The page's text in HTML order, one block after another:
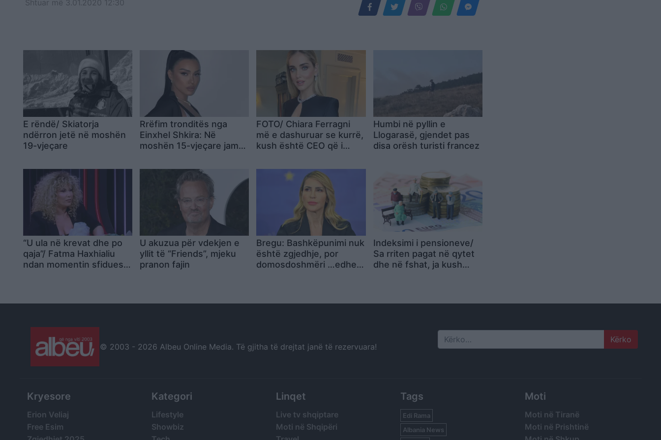
Shtuar më 3.01.2020 12:30
E rëndë/ Skiatorja
ndërron jetë në moshën
19-vjeçare
Rrëfim tronditës nga
Einxhel Shkira: Në
moshën 15-vjeçare jam…
FOTO/ Chiara Ferragni
më e dashuruar se kurrë,
kush është CEO që i
ndarjes
Humbi në pyllin e
Llogarasë, gjendet pas
disa orësh turisti francez
“U ula në krevat dhe po
qaja”/ Fatma Haxhialiu
ndan momentin sfidues
U akuzua për vdekjen e
yllit të “Friends”, mjeku
pranon fajin
Bregu: Bashkëpunimi nuk
është zgjedhje, por
domosdoshmëri …edhe
Indeksimi i pensioneve/
Sa rriten pagat në qytet
dhe në fshat, ja kush
© 2003 - 2026 Albeu Online Media. Të gjitha të drejtat janë të rezervuara! Search
Kryesore
Erion Veliaj
Free Esim
Kategori
Lifestyle
Showbiz
Linqet
Live tv shqiptare
Moti në Shqipëri
Tags
Edi Rama
Albania News
Moti
Moti në Tiranë
Moti në Prishtinë